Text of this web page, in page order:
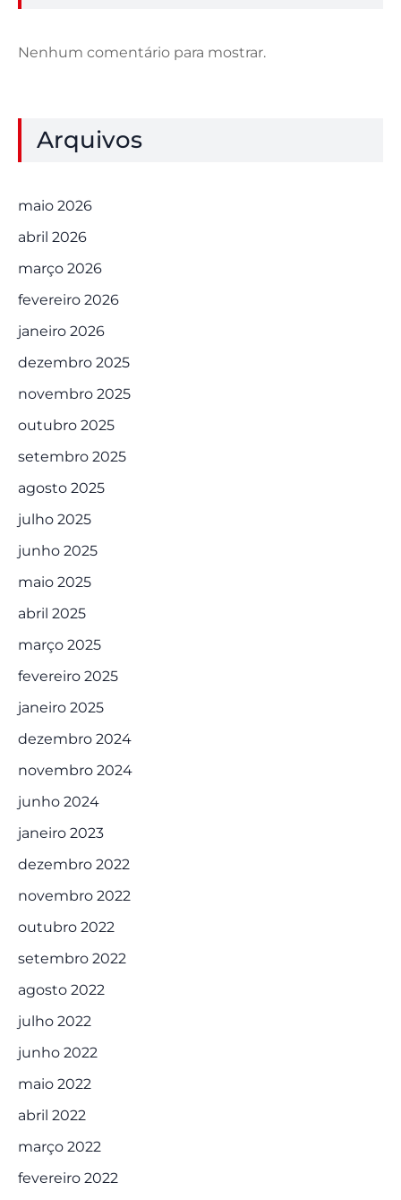
Nenhum comentário para mostrar.
Arquivos
maio 2026
abril 2026
março 2026
fevereiro 2026
janeiro 2026
dezembro 2025
novembro 2025
outubro 2025
setembro 2025
agosto 2025
julho 2025
junho 2025
maio 2025
abril 2025
março 2025
fevereiro 2025
janeiro 2025
dezembro 2024
novembro 2024
junho 2024
janeiro 2023
dezembro 2022
novembro 2022
outubro 2022
setembro 2022
agosto 2022
julho 2022
junho 2022
maio 2022
abril 2022
março 2022
fevereiro 2022